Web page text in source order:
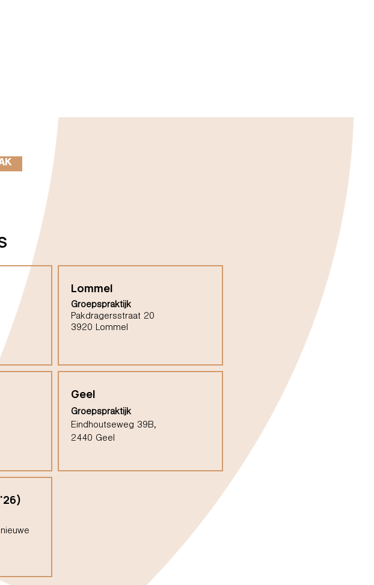
Lommel
Groepspraktijk
Pakdragersstraat 20
3920 Lommel
Geel
Groepspraktijk
Eindhoutseweg 39B,
2440 Geel